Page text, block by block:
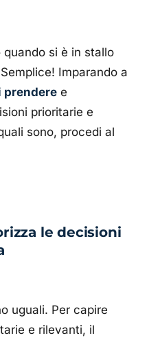
si è in stallo
Imparando a
prendere e
prioritarie e
sono, procedi al
le decisioni
uguali. Per capire
e rilevanti, il